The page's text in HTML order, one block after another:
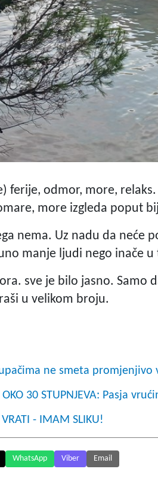
ferije, odmor, more,
more izgleda poput
nema. Uz nadu da neće
manje ljudi nego inače u
sve je bilo jasno. Samo
u velikom broju.
ne smeta promjenjivo
OKO 30 STUPNJEVA: Pasja
- IMAM SLIKU!
WhatsApp Viber Email